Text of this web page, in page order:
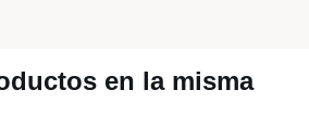
en la misma